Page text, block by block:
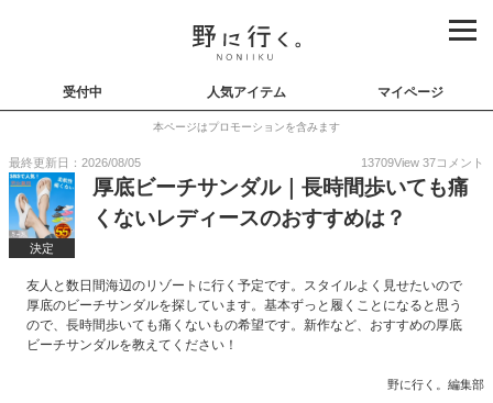
受付中 人気アイテム マイページ
本ページはプロモーションを含みます
最終更新日：2026/08/05 13709View 37コメント
決定
厚底ビーチサンダル｜長時間歩いても痛
くないレディースのおすすめは？
友人と数日間海辺のリゾートに行く予定です。スタイルよく見せたいので
厚底のビーチサンダルを探しています。基本ずっと履くことになると思う
ので、長時間歩いても痛くないもの希望です。新作など、おすすめの厚底
ビーチサンダルを教えてください！
野に行く。編集部